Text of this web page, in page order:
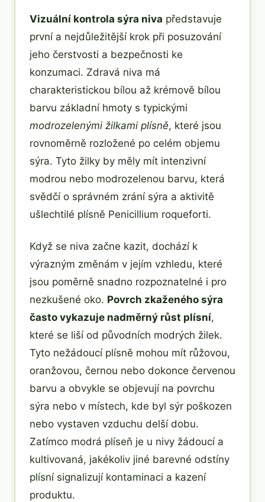
Vizuální kontrola sýra niva představuje
první a nejdůležitější krok při posuzování
jeho čerstvosti a bezpečnosti ke
konzumaci. Zdravá niva má
charakteristickou bílou až krémově bílou
barvu základní hmoty s typickými
modrozelenými žilkami plísně, které jsou
rovnoměrně rozložené po celém objemu
sýra. Tyto žilky by měly mít intenzivní
modrou nebo modrozelenou barvu, která
svědčí o správném zrání sýra a aktivitě
ušlechtilé plísně Penicillium roqueforti.
Když se niva začne kazit, dochází k
výrazným změnám v jejím vzhledu, které
jsou poměrně snadno rozpoznatelné i pro
nezkušené oko. Povrch zkaženého sýra
často vykazuje nadměrný růst plísní,
které se liší od původních modrých žilek.
Tyto nežádoucí plísně mohou mít růžovou,
oranžovou, černou nebo dokonce červenou
barvu a obvykle se objevují na povrchu
sýra nebo v místech, kde byl sýr poškozen
nebo vystaven vzduchu delší dobu.
Zatímco modrá plíseň je u nivy žádoucí a
kultivovaná, jakékoliv jiné barevné odstíny
plísní signalizují kontaminaci a kazení
produktu.